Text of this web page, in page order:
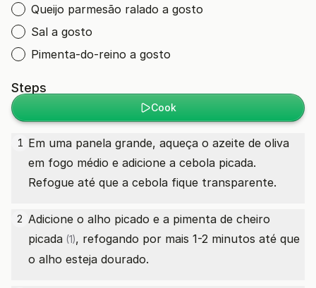
Queijo parmesão ralado a gosto
Sal a gosto
Pimenta-do-reino a gosto
Steps
Cook
1 Em uma panela grande, aqueça o azeite de oliva
em fogo médio e adicione a cebola picada.
Refogue até que a cebola fique transparente.
2 Adicione o alho picado e a pimenta de cheiro
picada (1), refogando por mais 1-2 minutos até que
o alho esteja dourado.